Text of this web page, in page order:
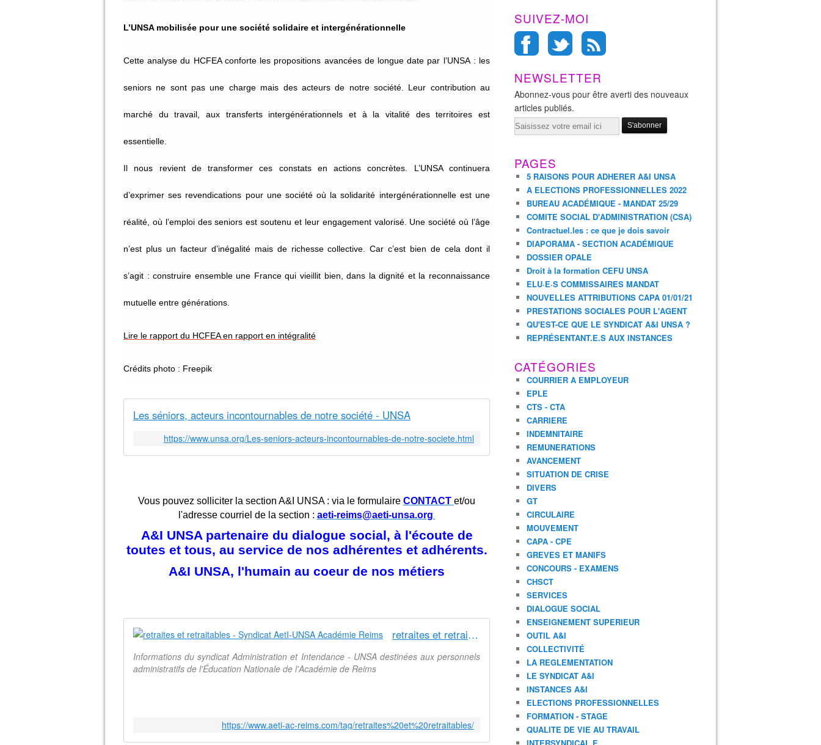
L’UNSA mobilisée pour une société solidaire et intergénérationnelle
Cette analyse du HCFEA conforte les propositions avancées de longue date par l’UNSA : les
seniors ne sont pas une charge mais des acteurs de notre société. Leur contribution au
marché du travail, aux transferts intergénérationnels et à la vitalité des territoires est
essentielle.
Il nous revient de transformer ces constats en actions concrètes. L’UNSA continuera
d’exprimer ses revendications pour une société où la solidarité intergénérationnelle est une
réalité, où l’emploi des seniors est soutenu et leur engagement valorisé. Une société où l’âge
n’est plus un facteur d’inégalité mais de richesse collective. Car c’est bien de cela dont il
s’agit : construire ensemble une France qui vieillit bien, dans la dignité et la reconnaissance
mutuelle entre générations.
Lire le rapport du HCFEA en rapport en intégralité
Crédits photo : Freepik
Les séniors, acteurs incontournables de notre société - UNSA
https://www.unsa.org/Les-seniors-acteurs-incontournables-de-notre-societe.html
Vous pouvez solliciter la section A&I UNSA : via le formulaire CONTACT et/ou
l'adresse courriel de la section : aeti-reims@aeti-unsa.org
A&I UNSA partenaire du dialogue social, à l'écoute de
toutes et tous, au service de nos adhérentes et adhérents.
A&I UNSA, l'humain au coeur de nos métiers
retraites et retraitables - Syndicat AetI-UNSA Académie Reims
Informations du syndicat Administration et Intendance - UNSA destinées aux personnels
administratifs de l'Éducation Nationale de l'Académie de Reims
https://www.aeti-ac-reims.com/tag/retraites%20et%20retraitables/
SUIVEZ-MOI
NEWSLETTER
Abonnez-vous pour être averti des nouveaux
articles publiés.
Email
PAGES
5 RAISONS POUR ADHERER A&I UNSA
A ELECTIONS PROFESSIONNELLES 2022
BUREAU ACADÉMIQUE - MANDAT 25/29
COMITE SOCIAL D'ADMINISTRATION (CSA)
Contractuel.les : ce que je dois savoir
DIAPORAMA - SECTION ACADÉMIQUE
DOSSIER OPALE
Droit à la formation CEFU UNSA
ELU·E·S COMMISSAIRES MANDAT
NOUVELLES ATTRIBUTIONS CAPA 01/01/21
PRESTATIONS SOCIALES POUR L'AGENT
QU'EST-CE QUE LE SYNDICAT A&I UNSA ?
REPRÉSENTANT.E.S AUX INSTANCES
CATÉGORIES
COURRIER A EMPLOYEUR
EPLE
CTS - CTA
CARRIERE
INDEMNITAIRE
REMUNERATIONS
AVANCEMENT
SITUATION DE CRISE
DIVERS
GT
CIRCULAIRE
MOUVEMENT
CAPA - CPE
GREVES ET MANIFS
CONCOURS - EXAMENS
CHSCT
SERVICES
DIALOGUE SOCIAL
ENSEIGNEMENT SUPERIEUR
OUTIL A&I
COLLECTIVITÉ
LA REGLEMENTATION
LE SYNDICAT A&I
INSTANCES A&I
ELECTIONS PROFESSIONNELLES
FORMATION - STAGE
QUALITE DE VIE AU TRAVAIL